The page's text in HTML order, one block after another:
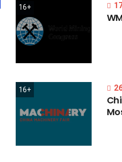
16+
16+